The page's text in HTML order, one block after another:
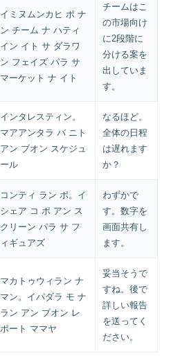
イミヌムンカヒ ポ ナ
ン チーム ナ ハティ
イン イト サ ダラワ
ン フェイズ パラ サ
マーケット ナ イト
チームはこ
の市場向け
に2段階に
分ける案を
出していま
す。
インタレスティン。
マアアンタラ バ ニト
アン ブオン スケジュ
ール
なるほど。
全体の日程
は遅れます
か？
コンティ ラン ポ。イ
シェア コ ポ アン ス
クリーン パラ サ フ
ィギュアズ
わずかで
す。数字を
画面共有し
ます。
マカトゥウィラン ナ
マン。イパダラ モ ナ
ラン アン ブオン レ
ポート ママヤ
妥当そうで
すね。後で
詳しい報告
を送ってく
ださい。